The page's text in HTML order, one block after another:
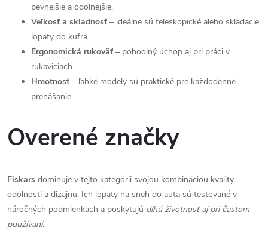
i
s
u
pevnejšie a odolnejšie.
Veľkosť a skladnosť – ideálne sú teleskopické alebo skladacie
lopaty do kufra.
Ergonomická rukoväť – pohodlný úchop aj pri práci v
rukaviciach.
Hmotnosť – ľahké modely sú praktické pre každodenné
prenášanie.
Overené značky
Fiskars dominuje v tejto kategórii svojou kombináciou kvality,
odolnosti a dizajnu. Ich lopaty na sneh do auta sú testované v
náročných podmienkach a poskytujú dlhú životnosť aj pri častom
používaní.